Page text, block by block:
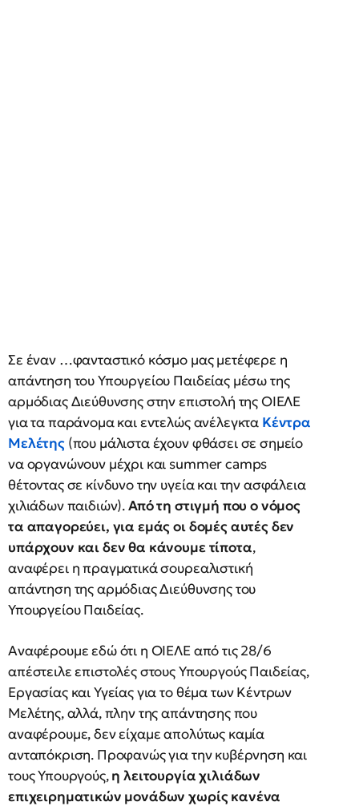
Σε έναν …φανταστικό κόσμο μας μετέφερε η
απάντηση του Υπουργείου Παιδείας μέσω της
αρμόδιας Διεύθυνσης στην επιστολή της ΟΙΕΛΕ
για τα παράνομα και εντελώς ανέλεγκτα Κέντρα
Μελέτης (που μάλιστα έχουν φθάσει σε σημείο
να οργανώνουν μέχρι και summer camps
θέτοντας σε κίνδυνο την υγεία και την ασφάλεια
χιλιάδων παιδιών).Από τη στιγμή που ο νόμος
τα απαγορεύει, για εμάς οι δομές αυτές δεν
υπάρχουν και δεν θα κάνουμε τίποτα,
αναφέρει η πραγματικά σουρεαλιστική
απάντηση της αρμόδιας Διεύθυνσης του
Υπουργείου Παιδείας.
Αναφέρουμε εδώ ότι η ΟΙΕΛΕ από τις 28/6
απέστειλε επιστολές στους Υπουργούς Παιδείας,
Εργασίας και Υγείας για το θέμα των Κέντρων
Μελέτης, αλλά, πλην της απάντησης που
αναφέρουμε, δεν είχαμε απολύτως καμία
ανταπόκριση. Προφανώς για την κυβέρνηση και
τους Υπουργούς,η λειτουργία χιλιάδων
επιχειρηματικών μονάδων χωρίς κανένα